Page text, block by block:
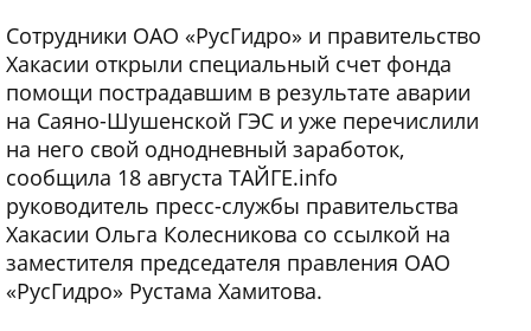
Сотрудники ОАО «РусГидро» и правительство
Хакасии открыли специальный счет фонда
помощи пострадавшим в результате аварии
на Саяно-Шушенской ГЭС и уже перечислили
на него свой однодневный заработок,
сообщила 18 августа ТАЙГЕ.info
руководитель пресс-службы правительства
Хакасии Ольга Колесникова со ссылкой на
заместителя председателя правления ОАО
«РусГидро» Рустама Хамитова.